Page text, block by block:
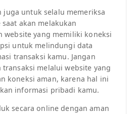
juga untuk selalu memeriksa
akan melakukan
website yang memiliki koneksi
untuk melindungi data
transaksi kamu. Jangan
melalui website yang
koneksi aman, karena hal ini
informasi pribadi kamu.
secara online dengan aman